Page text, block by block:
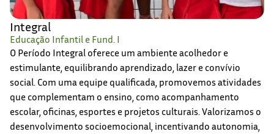
Integral
Educação Infantil e Fund. I
O Período Integral oferece um ambiente acolhedor e
estimulante, equilibrando aprendizado, lazer e convívio
social. Com uma equipe qualificada, promovemos atividades
que complementam o ensino, como acompanhamento
escolar, oficinas, esportes e projetos culturais. Valorizamos o
desenvolvimento socioemocional, incentivando autonomia,